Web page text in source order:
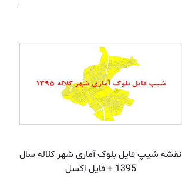
نقشه شیپ فایل بلوک آماری شهر کلاله سال
1395 + فايل اكسل